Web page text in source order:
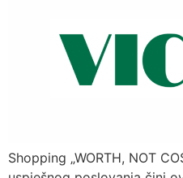
Shopping „WORTH, NOT